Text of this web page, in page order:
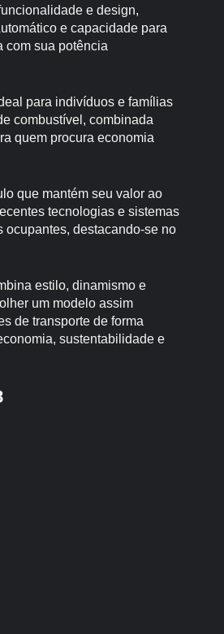
e design,
e capacidade para
com sua potência
para indivíduos e famílias
combustível, combinada
quem procura economia
que mantém seu valor ao
tecnologias e sistemas
ocupantes, destacando-se no
estilo, dinamismo e
um modelo assim
de transporte de forma
sustentabilidade e